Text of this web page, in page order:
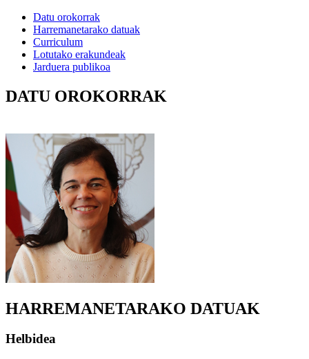
Datu orokorrak
Harremanetarako datuak
Curriculum
Lotutako erakundeak
Jarduera publikoa
DATU OROKORRAK
HARREMANETARAKO DATUAK
Helbidea